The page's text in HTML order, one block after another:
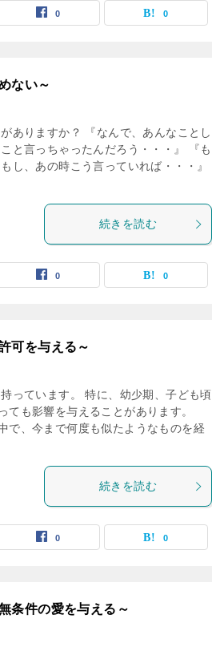
0 0
ない～
ありますか？ 『なんで、あんなことし
と言っちゃったんだろう・・・』 『も
し、あの時こう言っていれば・・・』
続きを読む
0 0
可を与える～
っています。 特に、幼少期、子ども頃
も影響を与えることがあります。
で、今まで何度も似たようなものを経
続きを読む
0 0
条件の愛を与える～